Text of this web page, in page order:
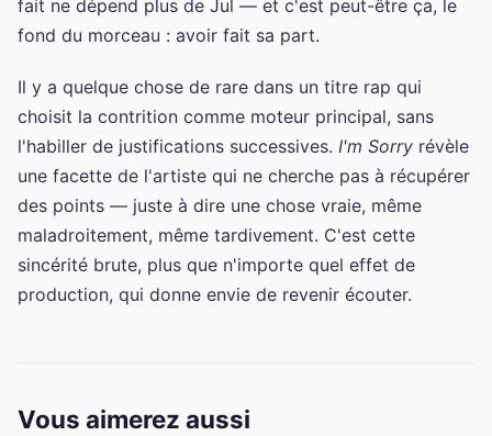
fait ne dépend plus de Jul — et c'est peut-être ça, le
fond du morceau : avoir fait sa part.
Il y a quelque chose de rare dans un titre rap qui
choisit la contrition comme moteur principal, sans
l'habiller de justifications successives. I'm Sorry révèle
une facette de l'artiste qui ne cherche pas à récupérer
des points — juste à dire une chose vraie, même
maladroitement, même tardivement. C'est cette
sincérité brute, plus que n'importe quel effet de
production, qui donne envie de revenir écouter.
Vous aimerez aussi